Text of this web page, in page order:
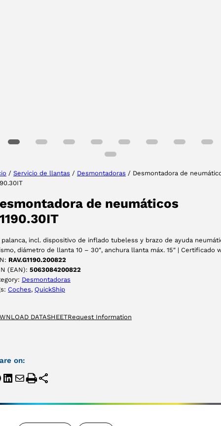
/ Servicio de llantas / Desmontadoras / Desmontadora de
de neumáticos
palanca, incl. dispositivo de inflado tubeless y brazo de ayuda
diámetro de llanta 10 – 30″, anchura llanta máx. 15″ | Certificado
RAV.G1190.200822
(EAN): 5063084200822
Desmontadoras
Coches, QuickShip
DATASHEETRequest Information
on:
ACEPTAR